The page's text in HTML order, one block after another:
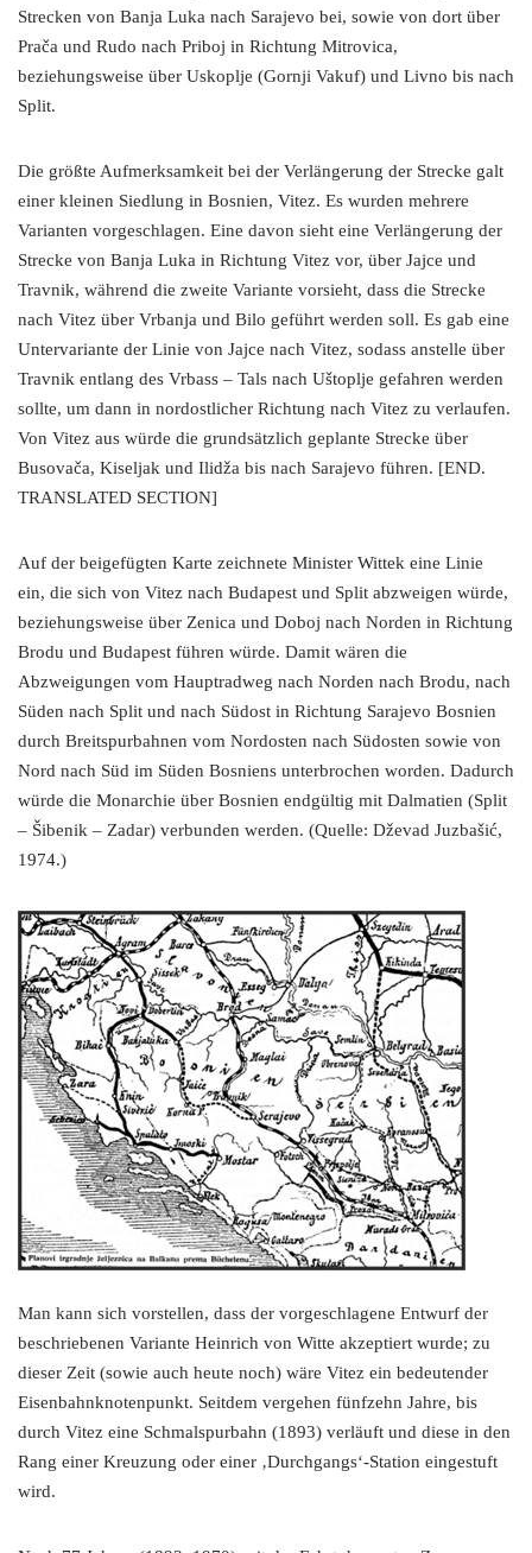
Strecken von Banja Luka nach Sarajevo bei, sowie von dort über
Prača und Rudo nach Priboj in Richtung Mitrovica,
beziehungsweise über Uskoplje (Gornji Vakuf) und Livno bis nach
Split.
Die größte Aufmerksamkeit bei der Verlängerung der Strecke galt
einer kleinen Siedlung in Bosnien, Vitez. Es wurden mehrere
Varianten vorgeschlagen. Eine davon sieht eine Verlängerung der
Strecke von Banja Luka in Richtung Vitez vor, über Jajce und
Travnik, während die zweite Variante vorsieht, dass die Strecke
nach Vitez über Vrbanja und Bilo geführt werden soll. Es gab eine
Untervariante der Linie von Jajce nach Vitez, sodass anstelle über
Travnik entlang des Vrbass – Tals nach Uštoplje gefahren werden
sollte, um dann in nordostlicher Richtung nach Vitez zu verlaufen.
Von Vitez aus würde die grundsätzlich geplante Strecke über
Busovača, Kiseljak und Ilidža bis nach Sarajevo führen. [END.
TRANSLATED SECTION]
Auf der beigefügten Karte zeichnete Minister Wittek eine Linie
ein, die sich von Vitez nach Budapest und Split abzweigen würde,
beziehungsweise über Zenica und Doboj nach Norden in Richtung
Brodu und Budapest führen würde. Damit wären die
Abzweigungen vom Hauptradweg nach Norden nach Brodu, nach
Süden nach Split und nach Südost in Richtung Sarajevo Bosnien
durch Breitspurbahnen vom Nordosten nach Südosten sowie von
Nord nach Süd im Süden Bosniens unterbrochen worden. Dadurch
würde die Monarchie über Bosnien endgültig mit Dalmatien (Split
– Šibenik – Zadar) verbunden werden. (Quelle: Dževad Juzbašić,
1974.)
Man kann sich vorstellen, dass der vorgeschlagene Entwurf der
beschriebenen Variante Heinrich von Witte akzeptiert wurde; zu
dieser Zeit (sowie auch heute noch) wäre Vitez ein bedeutender
Eisenbahnknotenpunkt. Seitdem vergehen fünfzehn Jahre, bis
durch Vitez eine Schmalspurbahn (1893) verläuft und diese in den
Rang einer Kreuzung oder einer ‚Durchgangs‘-Station eingestuft
wird.